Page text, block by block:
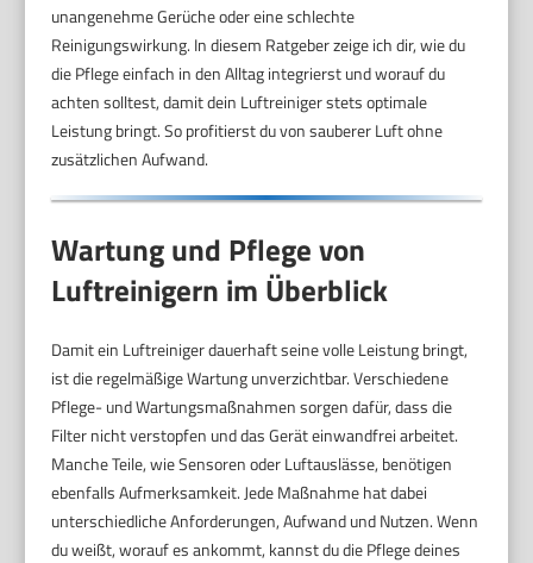
unangenehme Gerüche oder eine schlechte
Reinigungswirkung. In diesem Ratgeber zeige ich dir, wie du
die Pflege einfach in den Alltag integrierst und worauf du
achten solltest, damit dein Luftreiniger stets optimale
Leistung bringt. So profitierst du von sauberer Luft ohne
zusätzlichen Aufwand.
Wartung und Pflege von
Luftreinigern im Überblick
Damit ein Luftreiniger dauerhaft seine volle Leistung bringt,
ist die regelmäßige Wartung unverzichtbar. Verschiedene
Pflege- und Wartungsmaßnahmen sorgen dafür, dass die
Filter nicht verstopfen und das Gerät einwandfrei arbeitet.
Manche Teile, wie Sensoren oder Luftauslässe, benötigen
ebenfalls Aufmerksamkeit. Jede Maßnahme hat dabei
unterschiedliche Anforderungen, Aufwand und Nutzen. Wenn
du weißt, worauf es ankommt, kannst du die Pflege deines